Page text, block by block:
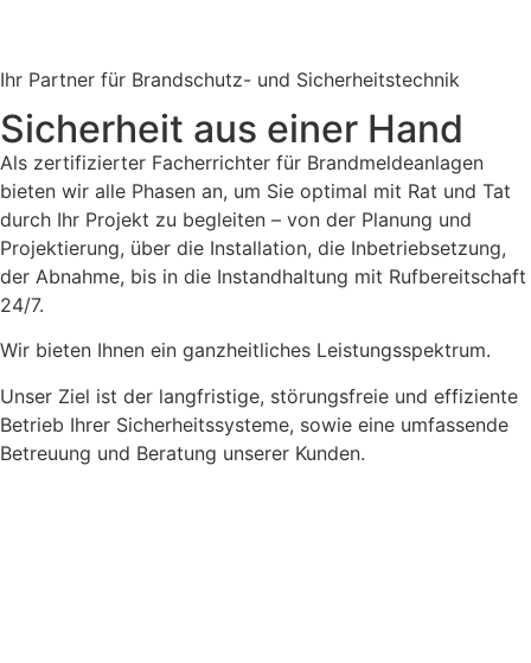
Ihr Partner für Brandschutz- und Sicherheitstechnik
Sicherheit aus einer Hand
Als zertifizierter Facherrichter für Brandmeldeanlagen
bieten wir alle Phasen an, um Sie optimal mit Rat und Tat
durch Ihr Projekt zu begleiten – von der Planung und
Projektierung, über die Installation, die Inbetriebsetzung,
der Abnahme, bis in die Instandhaltung mit Rufbereitschaft
24/7.
Wir bieten Ihnen ein ganzheitliches Leistungsspektrum.
Unser Ziel ist der langfristige, störungsfreie und effiziente
Betrieb Ihrer Sicherheitssysteme, sowie eine umfassende
Betreuung und Beratung unserer Kunden.